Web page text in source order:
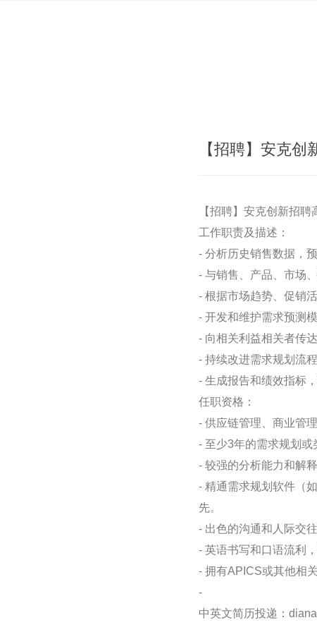
【招聘】安克
【招聘】安克创新招
工作职责及描述：
- 分析历史销售数据，
- 与销售、产品、市场
- 根据市场趋势、促销
- 开发和维护需求预测
- 向相关利益相关者传
- 持续改进需求规划流
- 生成报告和绩效指标
任职资格：
- 供应链管理、商业管
- 至少3年的需求规划或
- 较强的分析能力和解
- 精通需求规划软件（
先。
- 出色的沟通和人际交
- 英语书写和口语流利
- 拥有APICS或其他相
-
中英文简历投递：